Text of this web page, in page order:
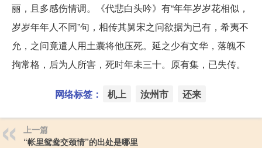
丽，且多感伤情调。《代悲白头吟》有“年年岁岁花相似，
岁岁年年人不同”句，相传其舅宋之问欲据为已有，希夷不
允，之问竟遣人用土囊将他压死。延之少有文华，落魄不
拘常格，后为人所害，死时年未三十。原有集，已失传。
网络标签： 机上 汝州市 还来
上一篇
“帐里鸳鸯交颈情”的出处是哪里